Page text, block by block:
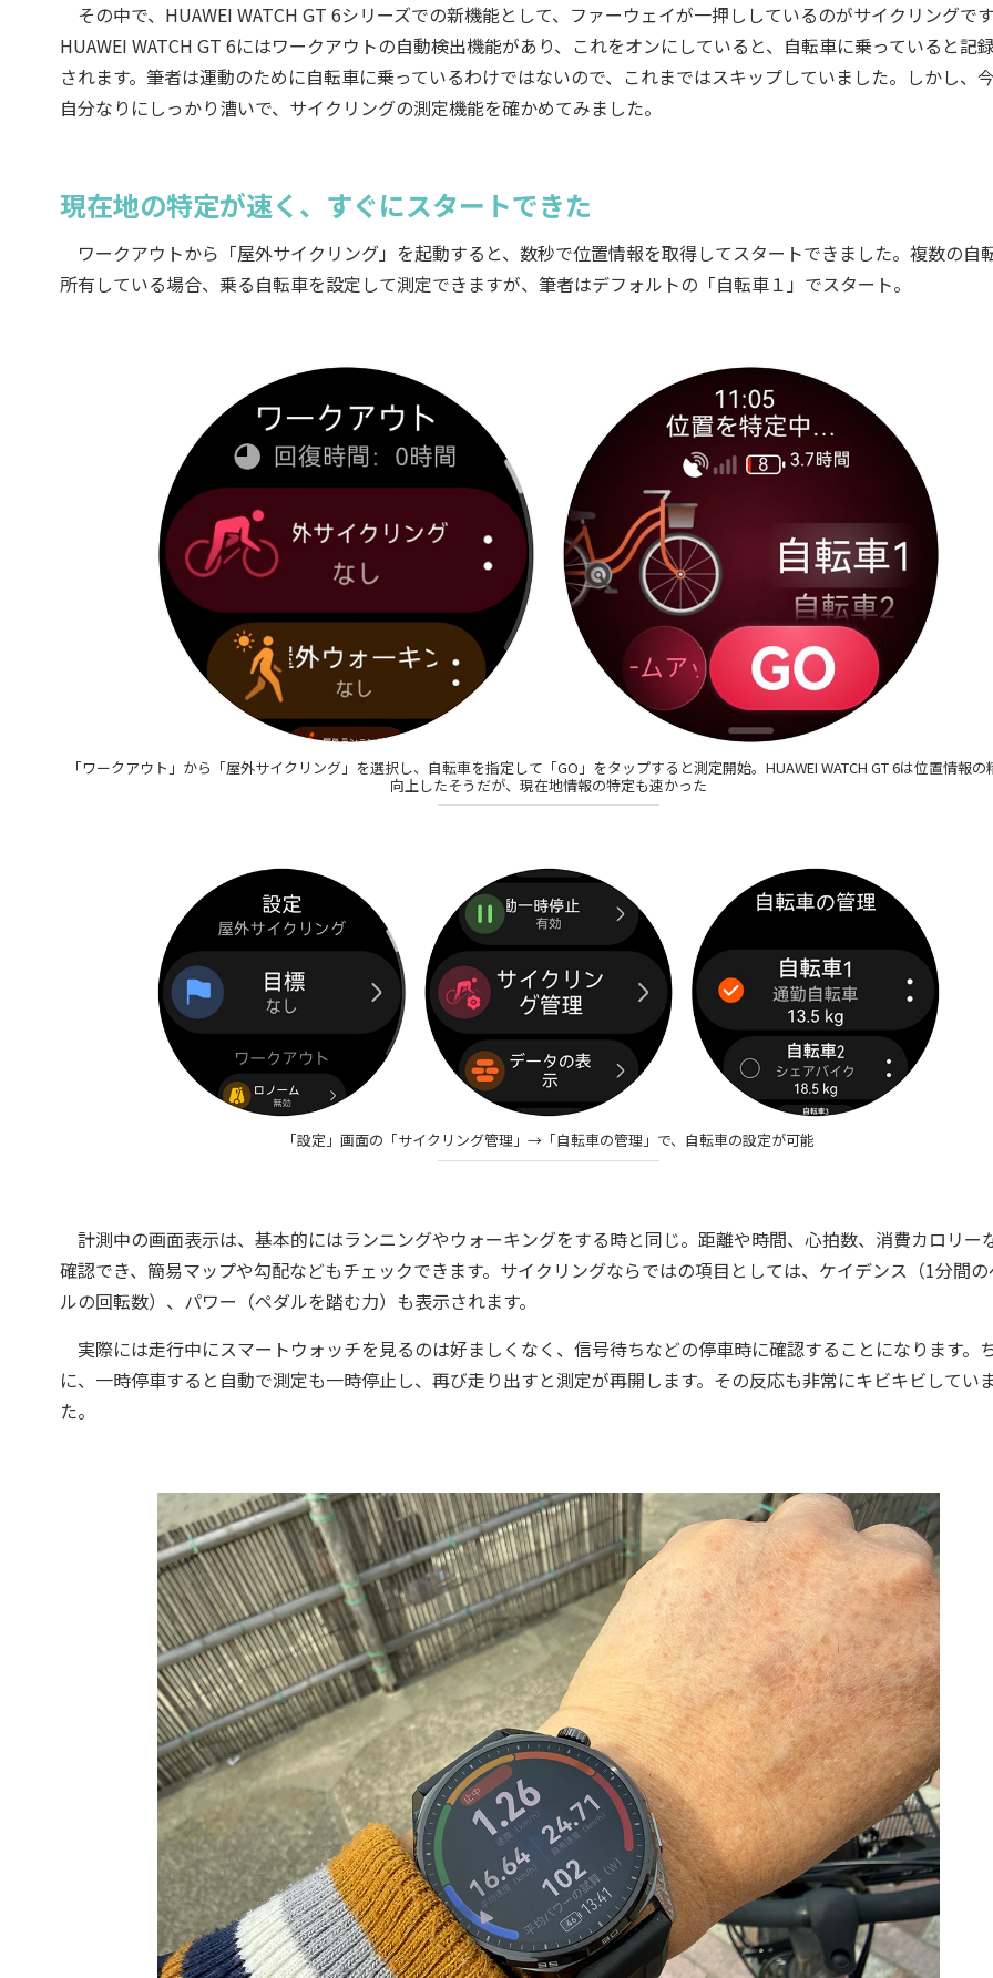
その中で、HUAWEI WATCH GT 6シリーズでの新機能として、ファーウェイが一押ししているのがサイクリングで
HUAWEI WATCH GT 6にはワークアウトの自動検出機能があり、これをオンにしていると、自転車に乗っていると記
されます。筆者は運動のために自転車に乗っているわけではないので、これまではスキップしていました。しかし、
自分なりにしっかり漕いで、サイクリングの測定機能を確かめてみました。
現在地の特定が速く、すぐにスタートできた
ワークアウトから「屋外サイクリング」を起動すると、数秒で位置情報を取得してスタートできました。複数の自
所有している場合、乗る自転車を設定して測定できますが、筆者はデフォルトの「自転車１」でスタート。
「ワークアウト」から「屋外サイクリング」を選択し、自転車を指定して「GO」をタップすると測定開始。HUAWEI WATCH GT 6は位置情報の
向上したそうだが、現在地情報の特定も速かった
「設定」画面の「サイクリング管理」→「自転車の管理」で、自転車の設定が可能
計測中の画面表示は、基本的にはランニングやウォーキングをする時と同じ。距離や時間、心拍数、消費カロリー
確認でき、簡易マップや勾配などもチェックできます。サイクリングならではの項目としては、ケイデンス（1分間
ルの回転数）、パワー（ペダルを踏む力）も表示されます。
実際には走行中にスマートウォッチを見るのは好ましくなく、信号待ちなどの停車時に確認することになります。
に、一時停車すると自動で測定も一時停止し、再び走り出すと測定が再開します。その反応も非常にキビキビしてい
た。